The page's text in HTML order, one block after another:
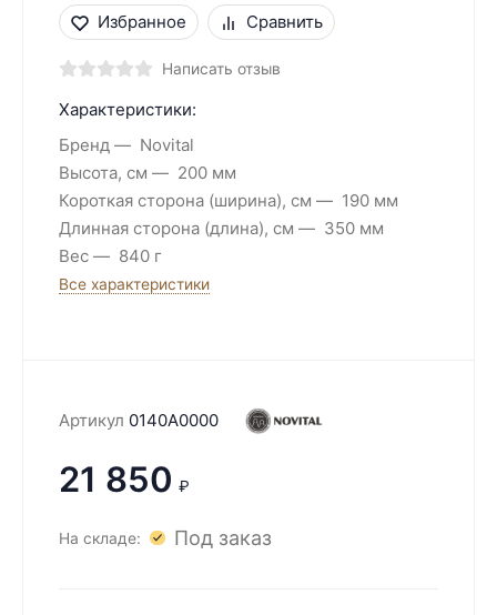
Избранное Сравнить
Написать отзыв
Характеристики:
Бренд
Novital
Высота, см
200 мм
Короткая сторона (ширина), см
190 мм
Длинная сторона (длина), см
350 мм
Вес
840 г
Все характеристики
Артикул 0140A0000
21 850 ₽
На складе: Под заказ